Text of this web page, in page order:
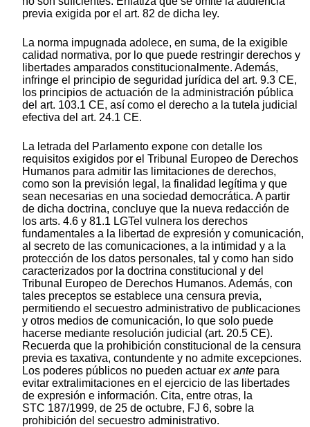
previa exigida por el art. 82 de dicha ley.
La norma impugnada adolece, en suma, de la exigible
calidad normativa, por lo que puede restringir derechos y
libertades amparados constitucionalmente. Además,
infringe el principio de seguridad jurídica del art. 9.3 CE,
los principios de actuación de la administración pública
del art. 103.1 CE, así como el derecho a la tutela judicial
efectiva del art. 24.1 CE.
La letrada del Parlamento expone con detalle los
requisitos exigidos por el Tribunal Europeo de Derechos
Humanos para admitir las limitaciones de derechos,
como son la previsión legal, la finalidad legítima y que
sean necesarias en una sociedad democrática. A partir
de dicha doctrina, concluye que la nueva redacción de
los arts. 4.6 y 81.1 LGTel vulnera los derechos
fundamentales a la libertad de expresión y comunicación,
al secreto de las comunicaciones, a la intimidad y a la
protección de los datos personales, tal y como han sido
caracterizados por la doctrina constitucional y del
Tribunal Europeo de Derechos Humanos. Además, con
tales preceptos se establece una censura previa,
permitiendo el secuestro administrativo de publicaciones
y otros medios de comunicación, lo que solo puede
hacerse mediante resolución judicial (art. 20.5 CE).
Recuerda que la prohibición constitucional de la censura
previa es taxativa, contundente y no admite excepciones.
Los poderes públicos no pueden actuar ex ante para
evitar extralimitaciones en el ejercicio de las libertades
de expresión e información. Cita, entre otras, la
STC 187/1999, de 25 de octubre, FJ 6, sobre la
prohibición del secuestro administrativo.